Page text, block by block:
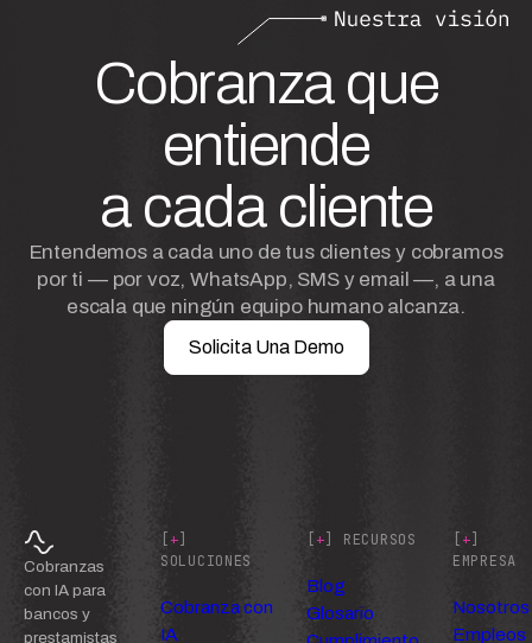
Cobranza que
entiende
a cada cliente
Entendemos a cada uno de tus clientes y cobramos
por ti — por voz, WhatsApp, SMS y email —, a una
escala que ningún equipo humano alcanza.
Solicita Una Demo
Cobranzas
con IA para
bancos y
prestamistas
[+]
SOLUCIONES
Cobranza con
IA
[+] RECURSOS
Blog
Glosario
[+]
EMPRESA
Nosotros
Empleos